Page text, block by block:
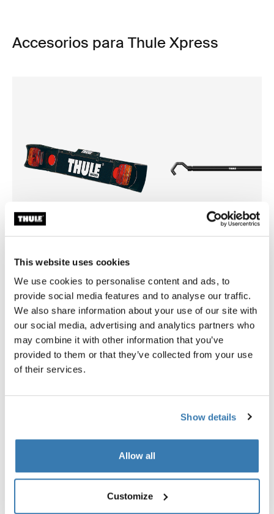
This website uses cookies
We use cookies to personalise content and ads, to
provide social media features and to analyse our traffic.
We also share information about your use of our site with
our social media, advertising and analytics partners who
may combine it with other information that you’ve
provided to them or that they’ve collected from your use
of their services.
Show details
Allow all
Customize
Accesorios para Thule Xpress
Thule light board
tablero de luces negro
Thule bike frame adapter
Adaptador para cuadro de
negro
Toggle guides and instructions
Probados al límite